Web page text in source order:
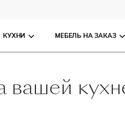
КУХНИ МЕБЕЛЬ НА ЗАКАЗ
вашей